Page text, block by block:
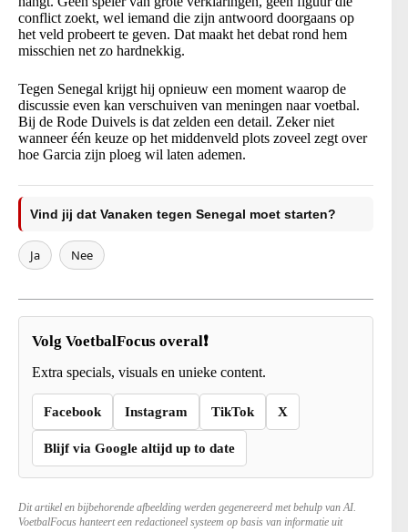
conflict zoekt, wel iemand die zijn antwoord doorgaans op
het veld probeert te geven. Dat maakt het debat rond hem
misschien net zo hardnekkig.
Tegen Senegal krijgt hij opnieuw een moment waarop de
discussie even kan verschuiven van meningen naar voetbal.
Bij de Rode Duivels is dat zelden een detail. Zeker niet
wanneer één keuze op het middenveld plots zoveel zegt over
hoe Garcia zijn ploeg wil laten ademen.
Vind jij dat Vanaken tegen Senegal moet starten?
Ja Nee
Volg VoetbalFocus overal❗
Extra specials, visuals en unieke content.
Facebook Instagram TikTok X
Blijf via Google altijd up to date
Dit artikel en bijbehorende afbeelding werden gegenereerd met behulp van AI.
VoetbalFocus hanteert een redactioneel systeem op basis van informatie uit